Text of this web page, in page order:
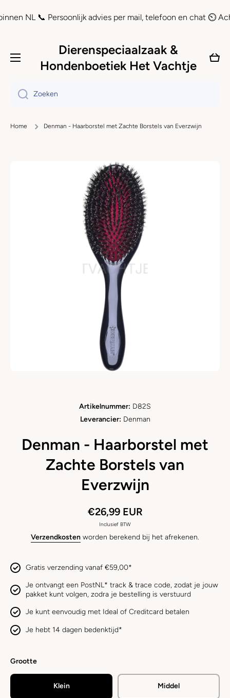
Doorgaan naar artikel
📞 Persoonlijk advies per mail, telefoon en chat ⏲
Dierenspeciaalzaak &
Hondenboetiek Het Vachtje
Zoeken
Home Denman - Haarborstel met Zachte Borstels van Everzwijn
Ga naar productinformatie
Artikelnummer: D82S
Leverancier: Denman
Denman - Haarborstel met
Zachte Borstels van
Everzwijn
€26,99 EUR
Inclusief BTW
Verzendkosten worden berekend bij het afrekenen.
Gratis verzending vanaf €59,00*
Je ontvangt een PostNL* track & trace code, zodat je jouw
pakket kunt volgen, zodra je bestelling is verstuurd
Je kunt eenvoudig met Ideal of Creditcard betalen
Je hebt 14 dagen bedenktijd*
Grootte
Klein Middel